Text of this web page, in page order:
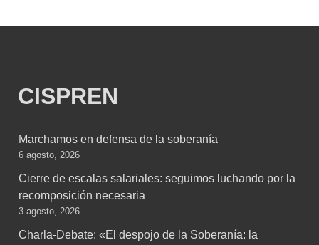
CISPREN
Marchamos en defensa de la soberanía
6 agosto, 2026
Cierre de escalas salariales: seguimos luchando por la
recomposición necesaria
3 agosto, 2026
Charla-Debate: «El despojo de la Soberanía: la